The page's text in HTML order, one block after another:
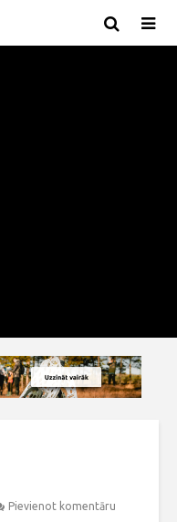
Pievienot komentāru